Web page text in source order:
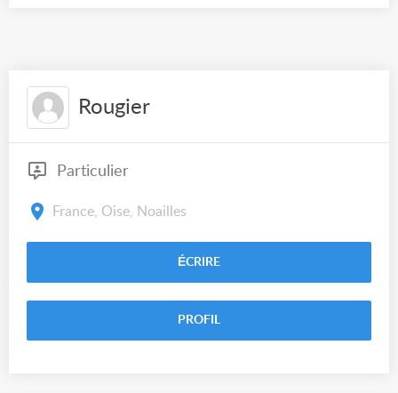
Rougier
Particulier
France, Oise, Noailles
ÉCRIRE
PROFIL